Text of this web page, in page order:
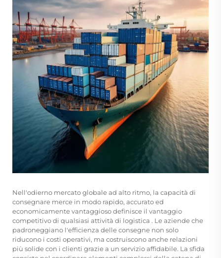
Nell'odierno mercato globale ad alto ritmo, la capacità di
consegnare merce in modo rapido, accurato ed
economicamente vantaggioso definisce il vantaggio
competitivo di qualsiasi attività di logistica . Le aziende che
padroneggiano l'efficienza delle consegne non solo
riducono i costi operativi, ma costruiscono anche relazioni
più solide con i clienti grazie a un servizio affidabile. La sfida